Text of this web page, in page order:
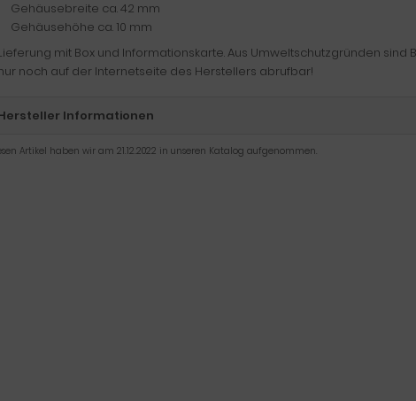
Gehäusebreite ca. 42 mm
Gehäusehöhe ca. 10 mm
mit Box und Informationskarte. Aus Umweltschutzgründen
noch auf der Internetseite des Herstellers abrufbar!
Informationen
Artikel haben wir am 21.12.2022 in unseren Katalog aufgenommen.